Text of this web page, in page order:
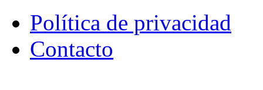
Política de privacidad
Contacto